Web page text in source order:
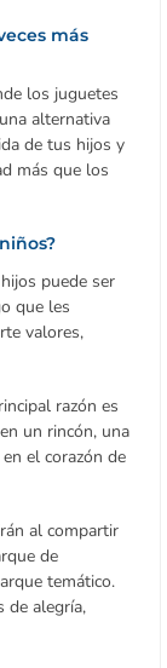
más
los juguetes
alternativa
de tus hijos y
más que los
puede ser
que les
valores,
razón es
un rincón, una
el corazón de
al compartir
de
temático.
de alegría,